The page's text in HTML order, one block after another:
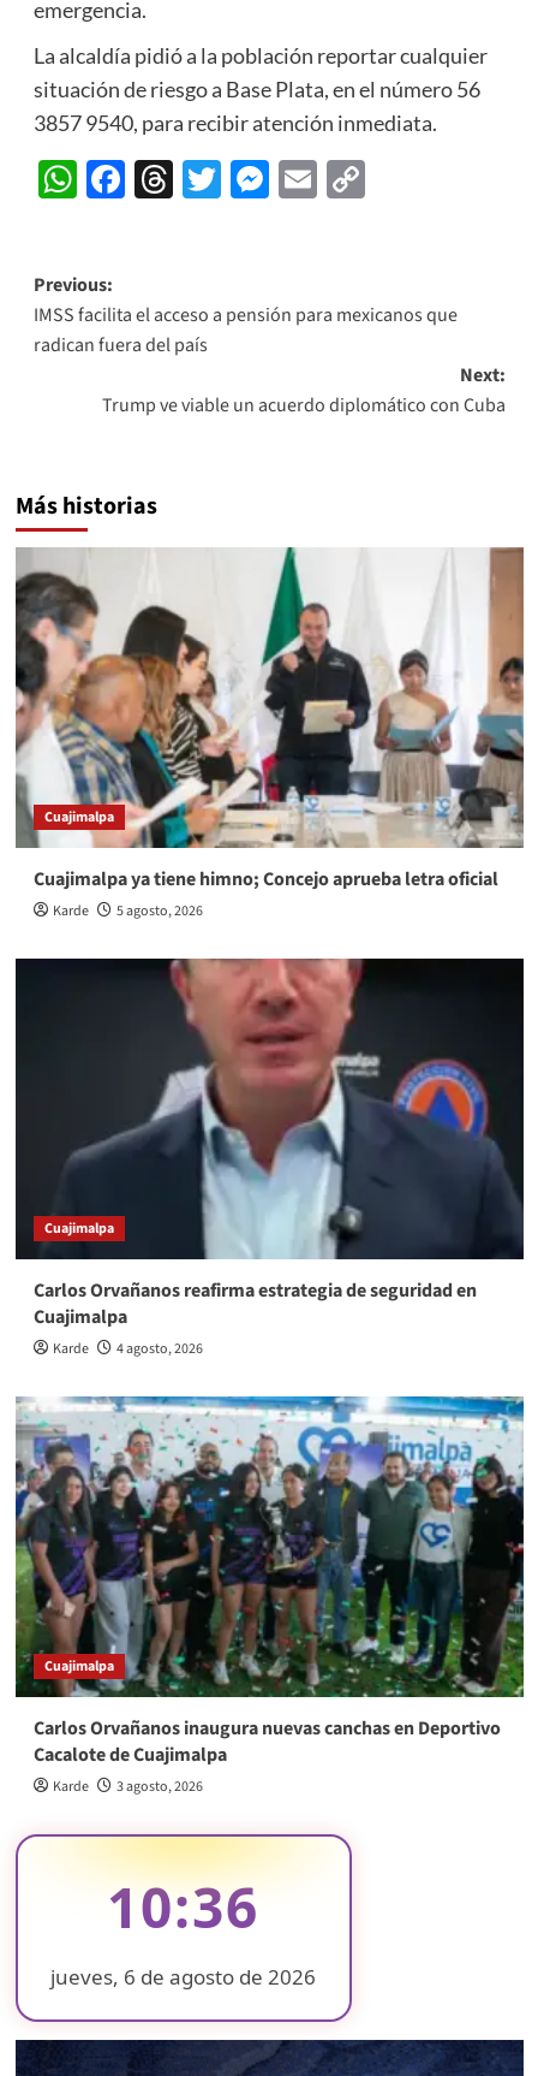
emergencia.
La alcaldía pidió a la población reportar cualquier
situación de riesgo a Base Plata, en el número 56
3857 9540, para recibir atención inmediata.
WhatsApp
Facebook
Threads
Twitter
Messenger
EmailCopy
Post
navigation
Previous:
IMSS facilita el acceso a pensión para mexicanos que
radican fuera del país
Next:
Trump ve viable un acuerdo diplomático con Cuba
Más historias
Cuajimalpa
Cuajimalpa ya tiene himno; Concejo aprueba letra oficial
Karde 5 agosto, 2026
Cuajimalpa
Carlos Orvañanos reafirma estrategia de seguridad en
Cuajimalpa
Karde 4 agosto, 2026
Cuajimalpa
Carlos Orvañanos inaugura nuevas canchas en Deportivo
Cacalote de Cuajimalpa
Karde 3 agosto, 2026
10:36
jueves, 6 de agosto de 2026
❄
❄
❄